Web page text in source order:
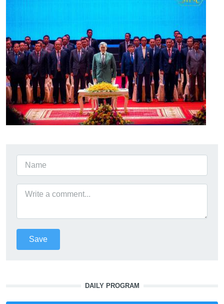
DAILY PROGRAM